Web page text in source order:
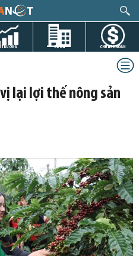
TRƯỜNG DỰ ÁN CHỨNG KHOÁN
lại lợi thế nông sản